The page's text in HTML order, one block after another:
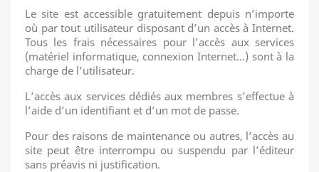
Le site est accessible gratuitement depuis n’importe
où par tout utilisateur disposant d’un accès à Internet.
Tous les frais nécessaires pour l’accès aux services
(matériel informatique, connexion Internet…) sont à la
charge de l’utilisateur.
L’accès aux services dédiés aux membres s’effectue à
l’aide d’un identifiant et d’un mot de passe.
Pour des raisons de maintenance ou autres, l’accès au
site peut être interrompu ou suspendu par l’éditeur
sans préavis ni justification.